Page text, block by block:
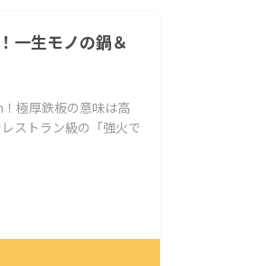
一生モノの鍋＆
極厚鉄板の意味は高
ストラン級の「強火で